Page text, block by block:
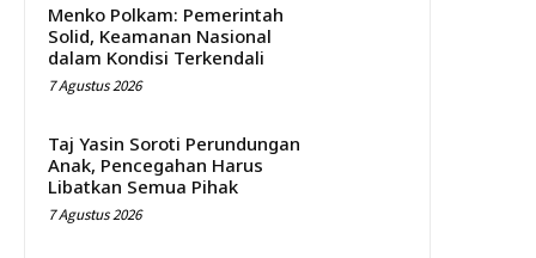
Menko Polkam: Pemerintah
Solid, Keamanan Nasional
dalam Kondisi Terkendali
7 Agustus 2026
Taj Yasin Soroti Perundungan
Anak, Pencegahan Harus
Libatkan Semua Pihak
7 Agustus 2026